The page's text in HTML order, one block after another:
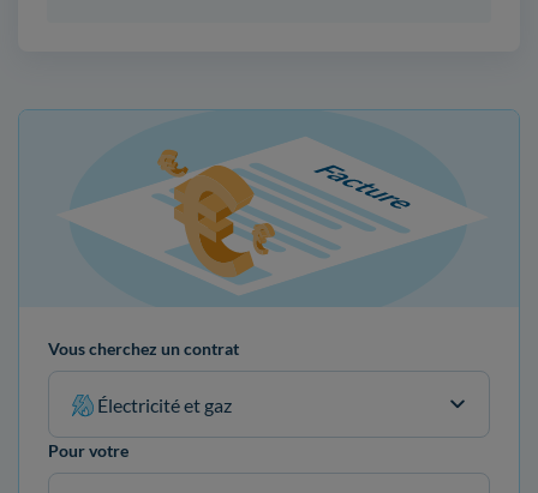
Vous cherchez un contrat
Électricité et gaz
Pour votre